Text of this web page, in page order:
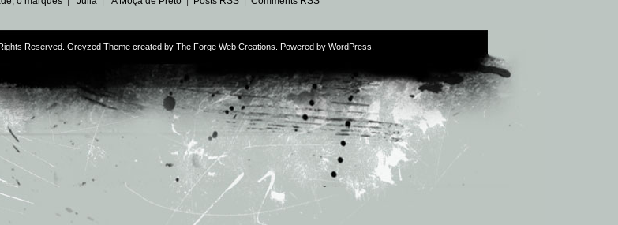
Reserved. Greyzed Theme created by The Forge Web Creations . Powered by WordPress